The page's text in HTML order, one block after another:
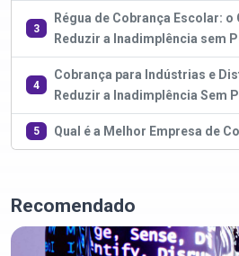
3
Régua de Cobrança Escolar: o
Reduzir a Inadimplência sem
4
Cobrança para Indústrias e
Reduzir a Inadimplência Sem
5 Qual é a Melhor Empresa de
Recomendado